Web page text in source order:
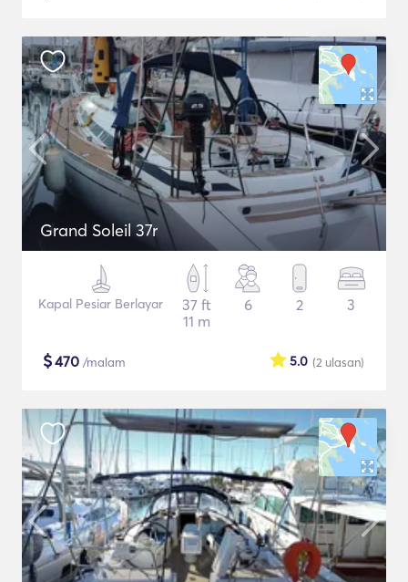
Grand Soleil 37r
Kapal Pesiar Berlayar
37 ft
11 m
6 2 3
$470 /malam (2 ulasan)
5.0